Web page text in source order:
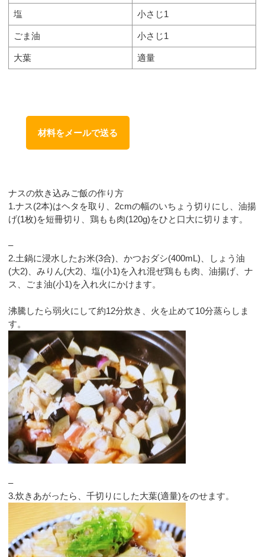
塩 小さじ1
ごま油 小さじ1
大葉 適量
材料をメールで送る
ナスの炊き込みご飯の作り方
1.ナス(2本)はヘタを取り、2cmの幅のいちょう切りにし、油揚
げ(1枚)を短冊切り、鶏もも肉(120g)をひと口大に切ります。
–
2.土鍋に浸水したお米(3合)、かつおダシ(400mL)、しょう油
(大2)、みりん(大2)、塩(小1)を入れ混ぜ鶏もも肉、油揚げ、ナ
ス、ごま油(小1)を入れ火にかけます。
沸騰したら弱火にして約12分炊き、火を止めて10分蒸らしま
す。
–
3.炊きあがったら、千切りにした大葉(適量)をのせます。